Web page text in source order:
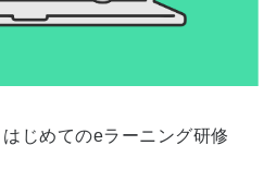
じめてのeラーニング研修